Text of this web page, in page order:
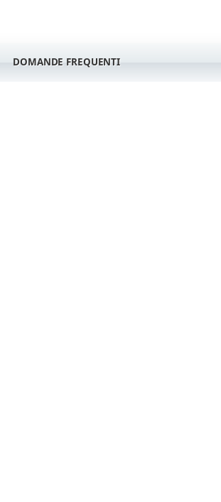
DOMANDE FREQUENTI